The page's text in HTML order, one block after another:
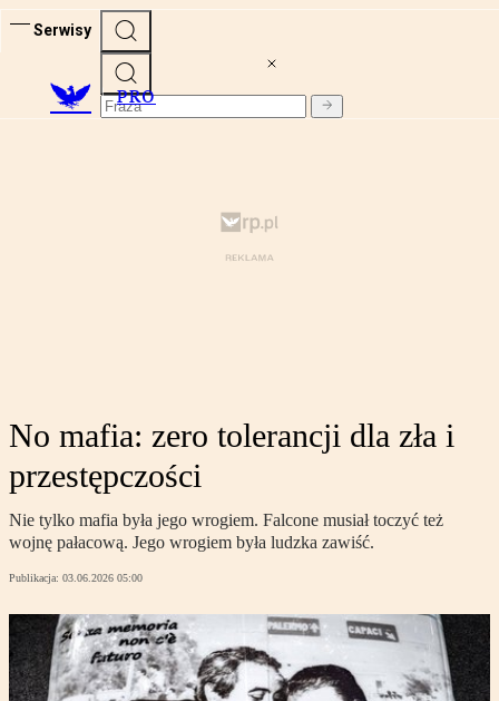
Serwisy
PRO
No mafia: zero tolerancji dla zła i
przestępczości
Nie tylko mafia była jego wrogiem. Falcone musiał toczyć też
wojnę pałacową. Jego wrogiem była ludzka zawiść.
Publikacja: 03.06.2026 05:00